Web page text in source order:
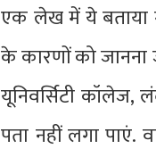
एक लेख में ये बताया
के कारणों को
यूनिवर्सिटी
पता नहीं लगा